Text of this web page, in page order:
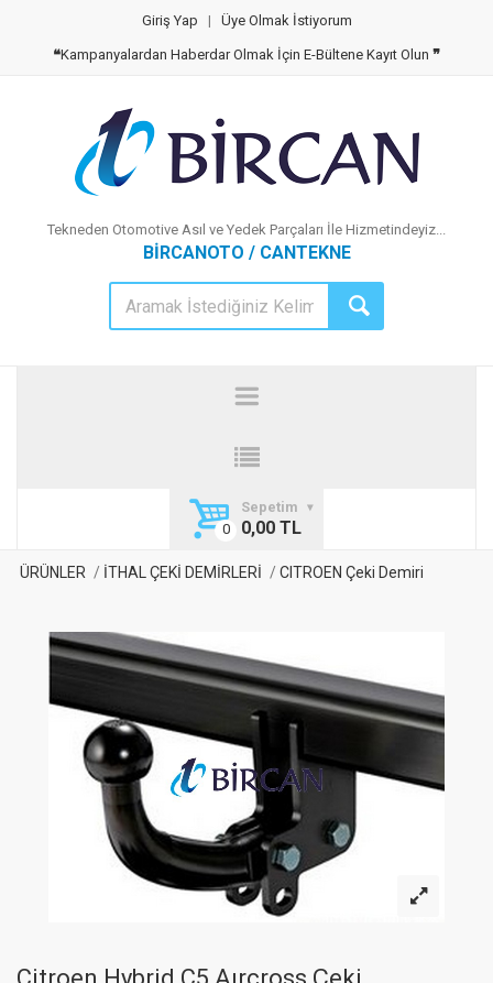
Giriş Yap | Üye Olmak İstiyorum
❝Kampanyalardan Haberdar Olmak İçin E-Bültene Kayıt Olun ❞
Tekneden Otomotive Asıl ve Yedek Parçaları İle Hizmetindeyiz...
BİRCANOTO / CANTEKNE
Sepetim
0,00 TL
ÜRÜNLER İTHAL ÇEKİ DEMİRLERİ CITROEN Çeki Demiri